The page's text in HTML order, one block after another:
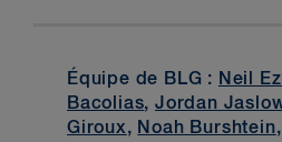
Équipe de BLG : Neil
Bacolias,Jordan
Giroux, Noah Burshtein,